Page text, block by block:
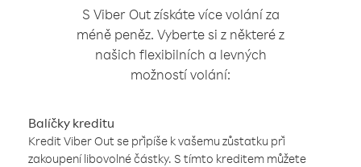
S Viber Out získáte více volání za
méně peněz. Vyberte si z některé z
našich flexibilních a levných
možností volání:
Balíčky kreditu
Kredit Viber Out se připíše k vašemu zůstatku při
zakoupení libovolné částky. S tímto kreditem můžete